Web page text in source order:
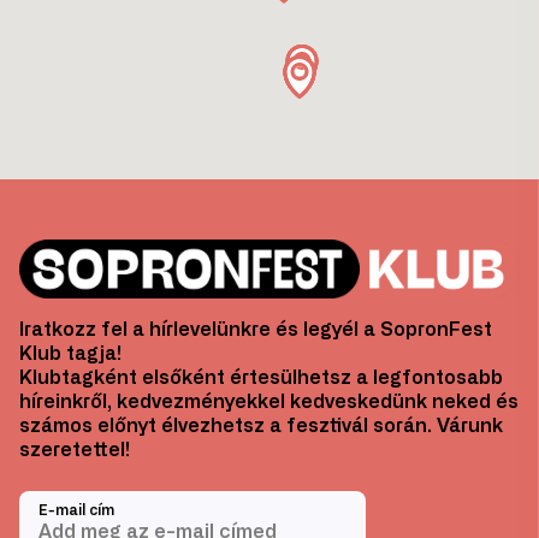
Iratkozz fel a hírlevelünkre és legyél a SopronFest
Klub tagja!
Klubtagként elsőként értesülhetsz a legfontosabb
híreinkről, kedvezményekkel kedveskedünk neked és
számos előnyt élvezhetsz a fesztivál során. Várunk
szeretettel!
E-mail cím